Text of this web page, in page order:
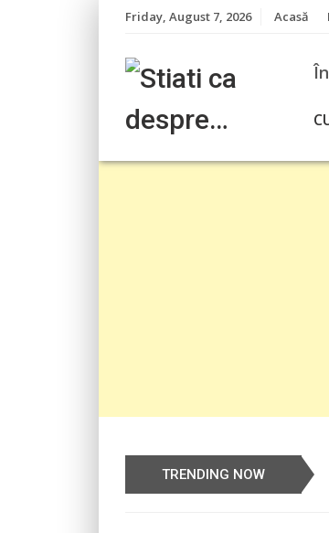
Friday, August 7, 2026 Acasă
TRENDING NOW